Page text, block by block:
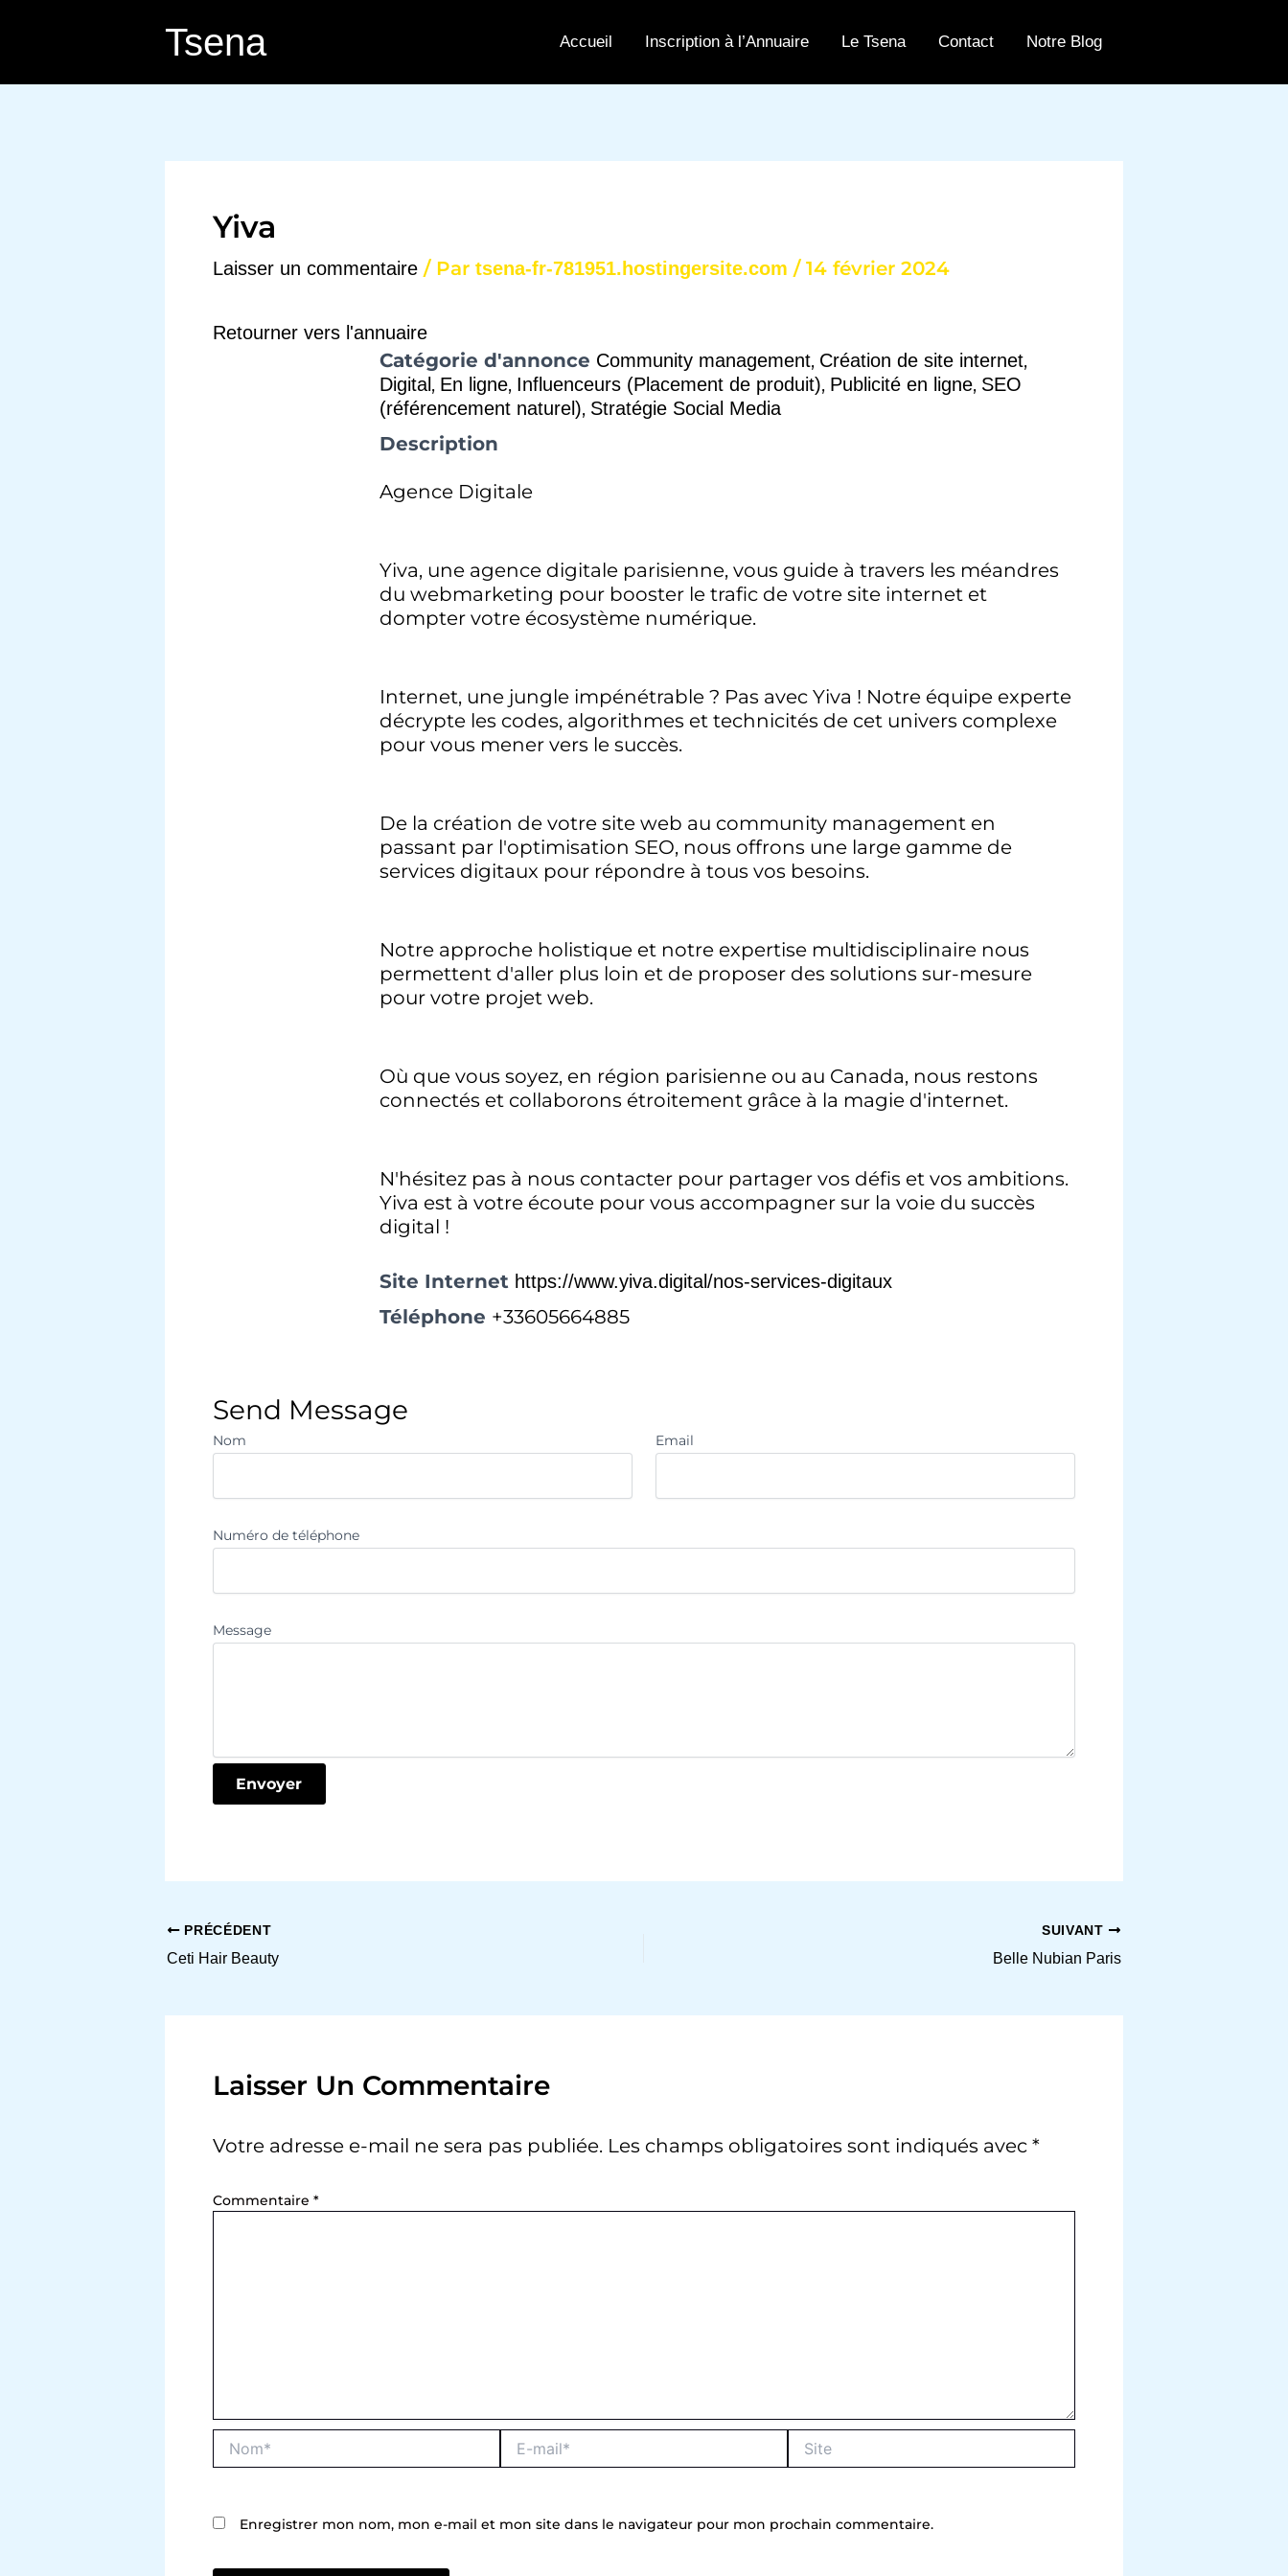
Tsena Accueil Inscription à l’Annuaire Le Tsena Contact Notre Blog
Yiva
Laisser un commentaire / Par tsena-fr-781951.hostingersite.com / 14 février 2024
Retourner vers l'annuaire
Catégorie d'annonce Community management, Création de site internet,
Digital , En ligne, Influenceurs (Placement de produit), Publicité en ligne, SEO
(référencement naturel), Stratégie Social Media
Description
Agence Digitale
Yiva, une agence digitale parisienne, vous guide à travers les méandres
du webmarketing pour booster le trafic de votre site internet et
dompter votre écosystème numérique.
Internet, une jungle impénétrable ? Pas avec Yiva ! Notre équipe experte
décrypte les codes, algorithmes et technicités de cet univers complexe
pour vous mener vers le succès.
De la création de votre site web au community management en
passant par l'optimisation SEO, nous offrons une large gamme de
services digitaux pour répondre à tous vos besoins.
Notre approche holistique et notre expertise multidisciplinaire nous
permettent d'aller plus loin et de proposer des solutions sur-mesure
pour votre projet web.
Où que vous soyez, en région parisienne ou au Canada, nous restons
connectés et collaborons étroitement grâce à la magie d'internet.
N'hésitez pas à nous contacter pour partager vos défis et vos ambitions.
Yiva est à votre écoute pour vous accompagner sur la voie du succès
digital !
Site Internet https://www.yiva.digital/nos-services-digitaux
Téléphone +33605664885
Send Message
Nom Email
Numéro de téléphone
Message
PRÉCÉDENT
Ceti Hair Beauty
SUIVANT
Belle Nubian Paris
Laisser Un Commentaire
Votre adresse e-mail ne sera pas publiée. Les champs obligatoires sont indiqués avec *
Commentaire *
mail*
Enregistrer mon nom, mon e-mail et mon site dans le navigateur pour mon prochain commentaire.